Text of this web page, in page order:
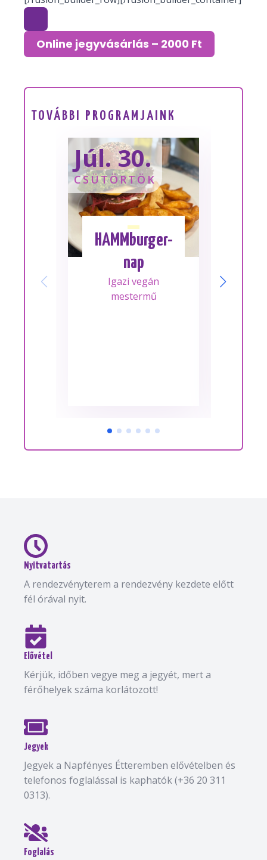
Online jegyvásárlás – 2000 Ft
TOVÁBBI PROGRAMJAINK
Júl. 30.
CSÜTÖRTÖK
HAMMburger-
nap
Igazi vegán
mestermű
Nyitvatartás
A rendezvényterem a rendezvény kezdete előtt
fél órával nyit.
Elővétel
Kérjük, időben vegye meg a jegyét, mert a
férőhelyek száma korlátozott!
Jegyek
Jegyek a Napfényes Étteremben elővételben és
telefonos foglalással is kaphatók (+36 20 311
0313).
Foglalás